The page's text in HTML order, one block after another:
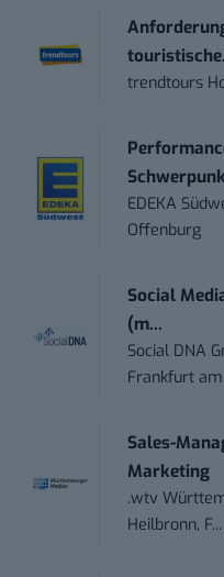
trendtours
EDEKA
Offenburg
Social
(m...
Social DNA
Frankfurt
Sales-
Marketing
.wtv
Heilbronn, F...